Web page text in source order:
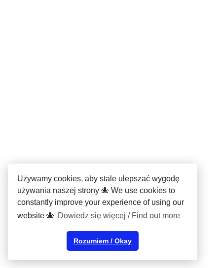
Używamy cookies, aby stale ulepszać wygodę
używania naszej strony 🐙 We use cookies to
constantly improve your experience of using our
website 🐙 Dowiedz się więcej / Find out more
Rozumiem / Okay